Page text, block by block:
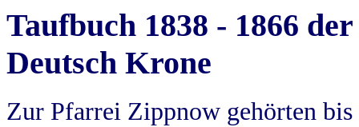
Taufbuch 1838 - 1866
Deutsch Krone
Zur Pfarrei Zippnow gehörten